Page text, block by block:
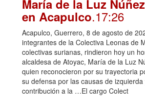
María de la Luz
en Acapulco.17:26
Acapulco, Guerrero, 8 de agosto de
integrantes de la Colectiva Leonas de
colectivas surianas, rindieron hoy un
alcaldesa de Atoyac, María de la Luz
quien reconocieron por su trayectoria
su defensa por las causas de izquierda
contribución a la …El cargo Colect